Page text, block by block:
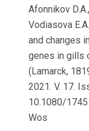
Afonnikov
Vodiasova
and changes
genes in gills
(Lamarck,
2021. V. 17.
10.1080/
Wos